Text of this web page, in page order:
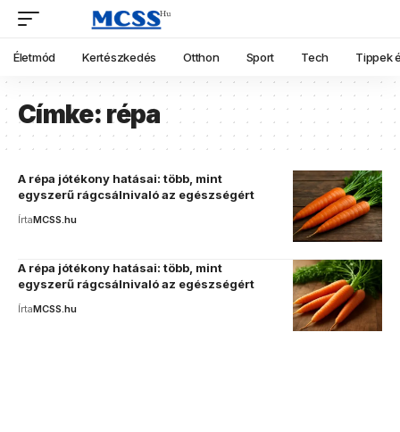
Életmód Kertészkedés Otthon Sport Tech Tippek
Címke: répa
A répa jótékony hatásai: több, mint
egyszerű rágcsálnivaló az egészségért
ÍrtaMCSS.hu
A répa jótékony hatásai: több, mint
egyszerű rágcsálnivaló az egészségért
ÍrtaMCSS.hu